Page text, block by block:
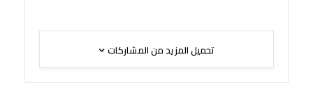
تحميل المزيد من المشاركات